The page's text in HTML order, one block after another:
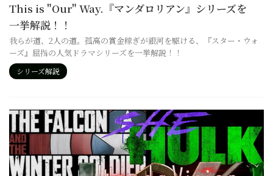
This is "Our" Way.『マンダロリアン』シリーズを
一挙解説！！
我らが道、2人の道。孤高の賞金稼ぎが銀河を駆ける、『スター・ウォ
ーズ』屈指の人気ドラマシリーズを一挙解説！！
シリーズ解説